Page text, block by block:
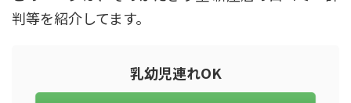
判等を紹介してます。
乳幼児連れOK